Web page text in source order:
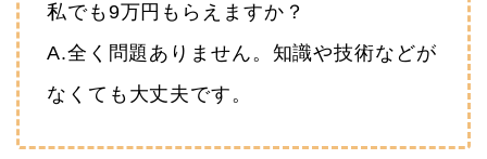
私でも9万円もらえますか？
A.全く問題ありません。知識や技術などが
なくても大丈夫です。